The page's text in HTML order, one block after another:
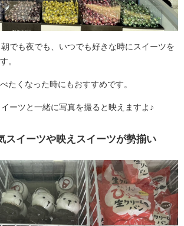
でも夜でも、いつでも好きな時にスイーツを
。
たくなった時にもおすすめです。
ーツと一緒に写真を撮ると映えますよ♪
スイーツや映えスイーツが勢揃い